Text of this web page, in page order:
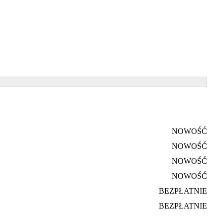
NOWOŚĆ
NOWOŚĆ
NOWOŚĆ
NOWOŚĆ
BEZPŁATNIE
BEZPŁATNIE